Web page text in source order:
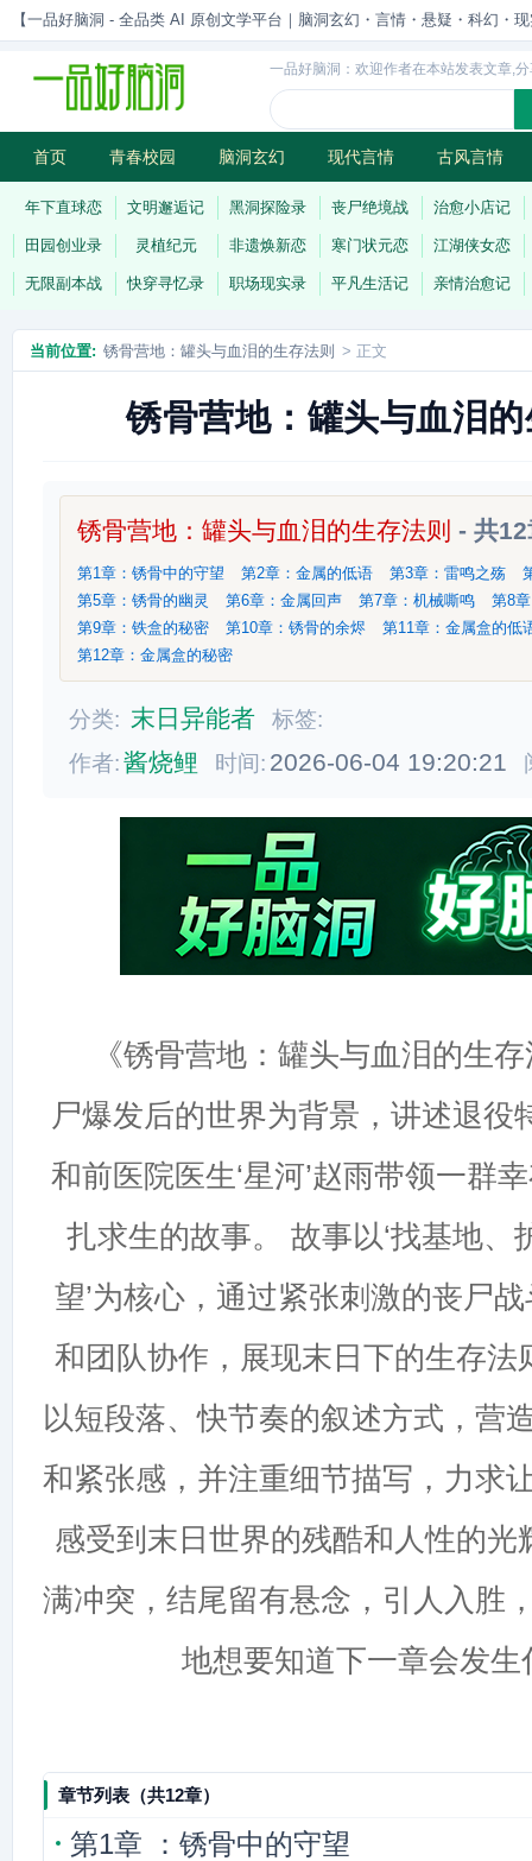
【一品好脑洞 - 全品类 AI 原创文学平台｜脑洞玄幻・言情・悬疑・科幻・
一品好脑洞：欢迎作者在本站发表文章,
首页 青春校园 脑洞玄幻 现代言情 古风言情
历史权谋 武侠江湖 灵异志怪 连载
年下直球恋 文明邂逅记 黑洞探险录 丧尸绝境战 治愈小店记
田园创业录 灵植纪元 非遗焕新恋 寒门状元恋 江湖侠女恋
无限副本战 快穿寻忆录 职场现实录 平凡生活记 亲情治愈记
当前位置: 锈骨营地：罐头与血泪的生存法则 > 正文
锈骨营地：罐头与血泪
锈骨营地：罐头与血泪的生存法则 - 共12
第1章：锈骨中的守望 第2章：金属的低语 第3章：雷鸣之殇
第5章：锈骨的幽灵
第6章：金属回声 第7章：机械嘶鸣
第8
第9章：铁盒的秘密
第10章：锈骨的余烬
第11章：金属盒的低
第12章：金属盒的秘密
分类: 末日异能者
标签:
作者:酱烧鲤 时间: 2026-06-04 19:20:21
《锈骨营地：罐头与血泪的生
尸爆发后的世界为背景，讲述退役
和前医院医生‘星河’赵雨带领一群
扎求生的故事。 故事以‘找基地、
望’为核心，通过紧张刺激的丧尸
和团队协作，展现末日下的生存法
以短段落、快节奏的叙述方式，营
和紧张感，并注重细节描写，力求
感受到末日世界的残酷和人性的光
满冲突，结尾留有悬念，引人入胜
地想要知道下一章会发生
章节列表（共12章）
第1章 ：锈骨中的守望